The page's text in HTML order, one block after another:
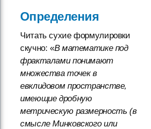
Определения
Читать сухие формулировки
скучно: «В математике под
фракталами понимают
множества точек в
евклидовом пространстве,
имеющие дробную
метрическую размерность (в
смысле Минковского или